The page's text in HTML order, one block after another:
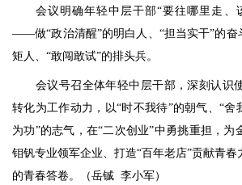
会议明确年轻中层干部“要往哪里走、
——做“政治清醒”的明白人、“担当实干”的奋
矩人、“敢闯敢试”的排头兵。
会议号召全体年轻中层干部，深刻认识
转化为工作动力，以“时不我待”的朝气、“舍
为功”的志气，在“二次创业”中勇挑重担，为
钼钒专业领军企业、打造“百年老店”贡献青
的青春答卷。（岳铖 李小军）